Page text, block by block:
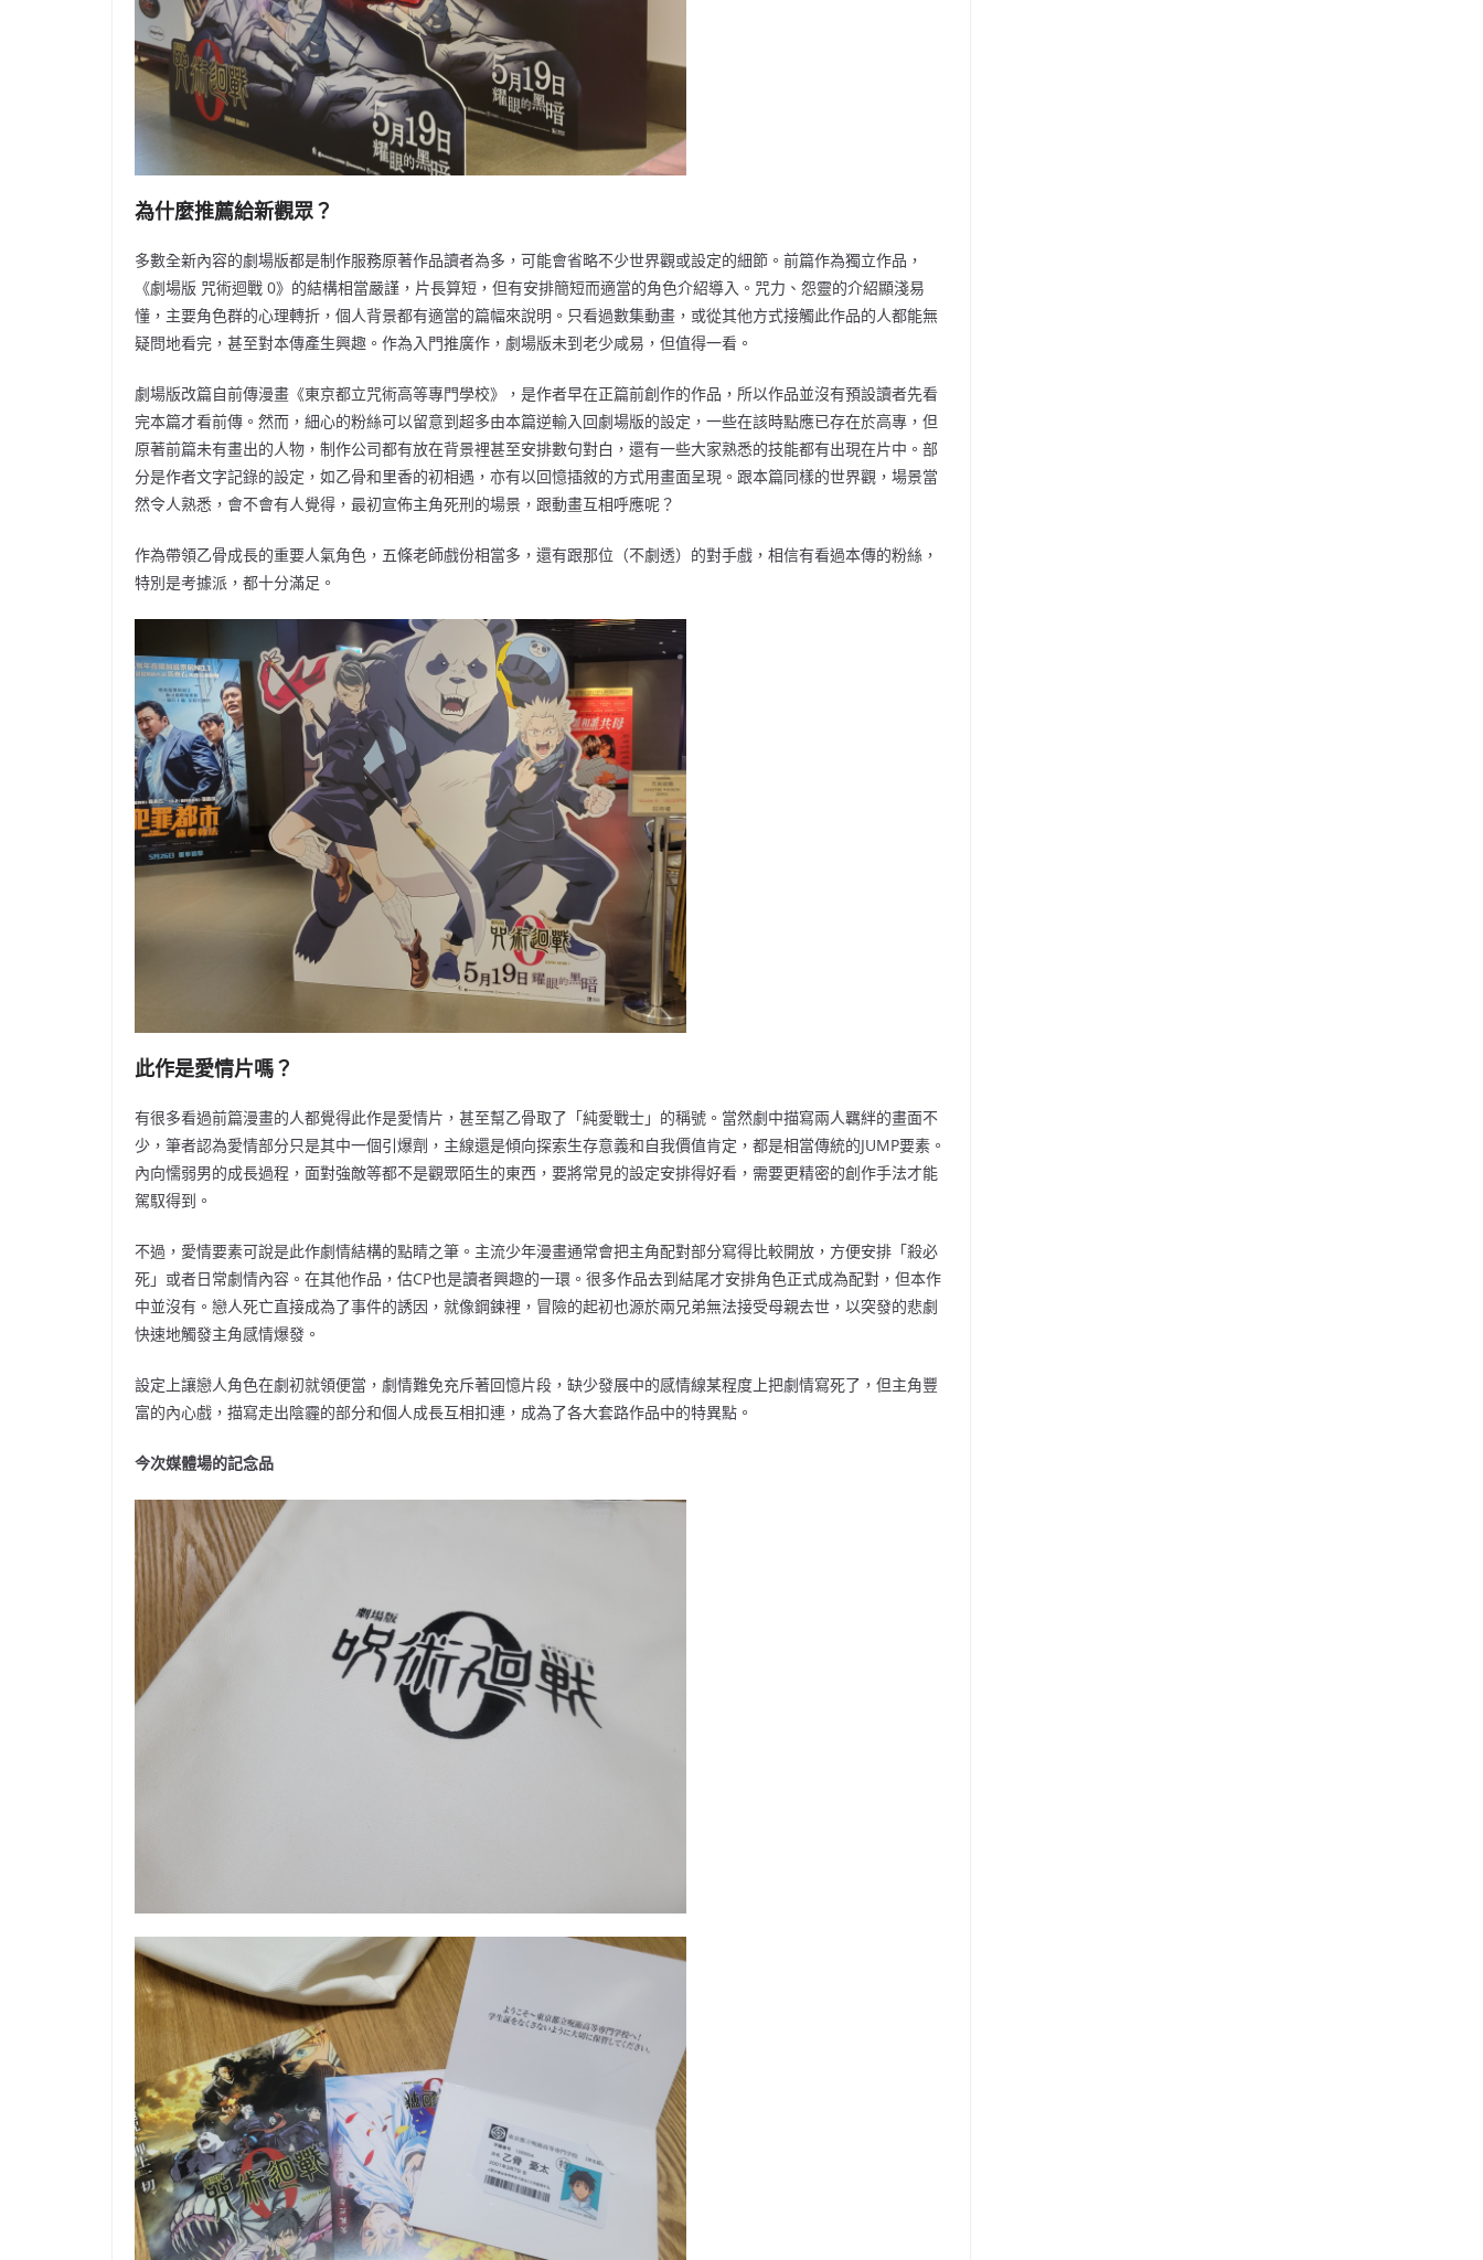
為什麼推薦給新觀眾？
多數全新內容的劇場版都是制作服務原著作品讀者為多，可能會省略不少世界觀或設定的細節。前篇作為獨立作品，
《劇場版 咒術迴戰 0》的結構相當嚴謹，片長算短，但有安排簡短而適當的角色介紹導入。咒力、怨靈的介紹顯淺易
懂，主要角色群的心理轉折，個人背景都有適當的篇幅來說明。只看過數集動畫，或從其他方式接觸此作品的人都能無
疑問地看完，甚至對本傳產生興趣。作為入門推廣作，劇場版未到老少咸易，但值得一看。
劇場版改篇自前傳漫畫《東京都立咒術高等專門學校》，是作者早在正篇前創作的作品，所以作品並沒有預設讀者先看
完本篇才看前傳。然而，細心的粉絲可以留意到超多由本篇逆輸入回劇場版的設定，一些在該時點應已存在於高專，但
原著前篇未有畫出的人物，制作公司都有放在背景裡甚至安排數句對白，還有一些大家熟悉的技能都有出現在片中。部
分是作者文字記錄的設定，如乙骨和里香的初相遇，亦有以回憶插敘的方式用畫面呈現。跟本篇同樣的世界觀，場景當
然令人熟悉，會不會有人覺得，最初宣佈主角死刑的場景，跟動畫互相呼應呢？
作為帶領乙骨成長的重要人氣角色，五條老師戲份相當多，還有跟那位（不劇透）的對手戲，相信有看過本傳的粉絲，
特別是考據派，都十分滿足。
此作是愛情片嗎？
有很多看過前篇漫畫的人都覺得此作是愛情片，甚至幫乙骨取了「純愛戰士」的稱號。當然劇中描寫兩人羈絆的畫面不
少，筆者認為愛情部分只是其中一個引爆劑，主線還是傾向探索生存意義和自我價值肯定，都是相當傳統的JUMP要素。
內向懦弱男的成長過程，面對強敵等都不是觀眾陌生的東西，要將常見的設定安排得好看，需要更精密的創作手法才能
駕馭得到。
不過，愛情要素可說是此作劇情結構的點睛之筆。主流少年漫畫通常會把主角配對部分寫得比較開放，方便安排「殺必
死」或者日常劇情內容。在其他作品，估CP也是讀者興趣的一環。很多作品去到結尾才安排角色正式成為配對，但本作
中並沒有。戀人死亡直接成為了事件的誘因，就像鋼鍊裡，冒險的起初也源於兩兄弟無法接受母親去世，以突發的悲劇
快速地觸發主角感情爆發。
設定上讓戀人角色在劇初就領便當，劇情難免充斥著回憶片段，缺少發展中的感情線某程度上把劇情寫死了，但主角豐
富的內心戲，描寫走出陰霾的部分和個人成長互相扣連，成為了各大套路作品中的特異點。
今次媒體場的記念品